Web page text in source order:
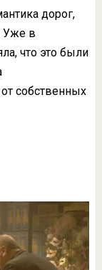
дорог,
Уже в
что это были
собственных